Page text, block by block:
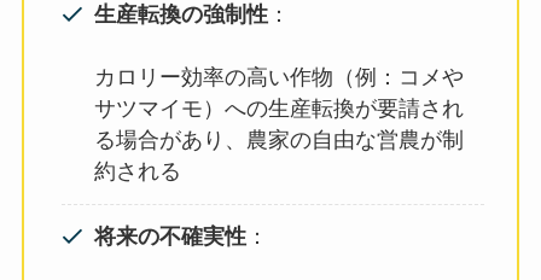
生産転換の強制性 ：
カロリー効率の高い作物（例：コメや
サツマイモ）への生産転換が要請され
る場合があり、農家の自由な営農が制
約される
将来の不確実性 ：